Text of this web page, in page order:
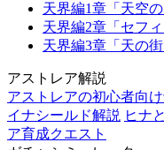
天界編1章「天空の
天界編2章「セフ
天界編3章「天の
アストレア解説
アストレアの初心者向
イナシールド解説 ヒナ
ア育成クエスト